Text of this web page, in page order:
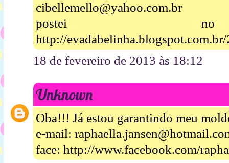
cibellemello@yahoo.com.br
postei
http://
18 de fevereiro de 2013 às 18:12
Unknown
Oba!!! Já estou garantindo meu
e-mail:
face: http://www.facebook.com/